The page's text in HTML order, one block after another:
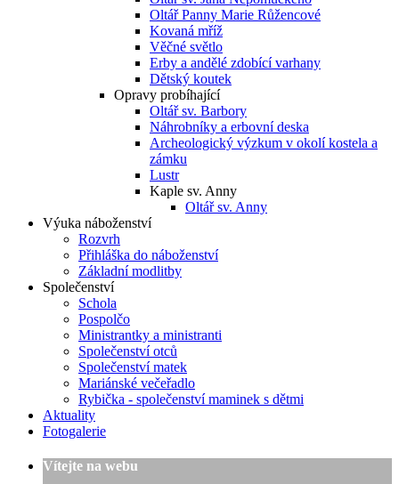
Oltář Panny Marie Růžencové
Kovaná mříž
Věčné světlo
Erby a andělé zdobící varhany
Dětský koutek
Opravy probíhající
Oltář sv. Barbory
Náhrobníky a erbovní deska
Archeologický výzkum v okolí kostela a
zámku
Lustr
Kaple sv. Anny
Oltář sv. Anny
Výuka náboženství
Rozvrh
Přihláška do náboženství
Základní modlitby
Společenství
Schola
Pospolčo
Ministrantky a ministranti
Společenství otců
Společenství matek
Mariánské večeřadlo
Rybička - společenství maminek s dětmi
Aktuality
Fotogalerie
Vítejte na webu